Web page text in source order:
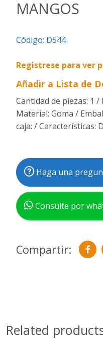
fechas
MANGOS
Código: D544
Registrese para ver
Añadir a Lista de
Cantidad de piezas: 1 /
Material: Goma /
caja: / Características:
Haga una
Consulte por
Compartir:
Related